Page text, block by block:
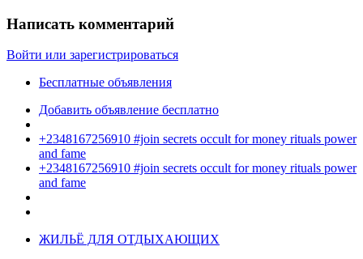
Написать комментарий
Войти или зарегистрироваться
Бесплатные объявления
Добавить объявление бесплатно
+2348167256910 #join secrets occult for money rituals power
and fame
+2348167256910 #join secrets occult for money rituals power
and fame
ЖИЛЬЁ ДЛЯ ОТДЫХАЮЩИХ